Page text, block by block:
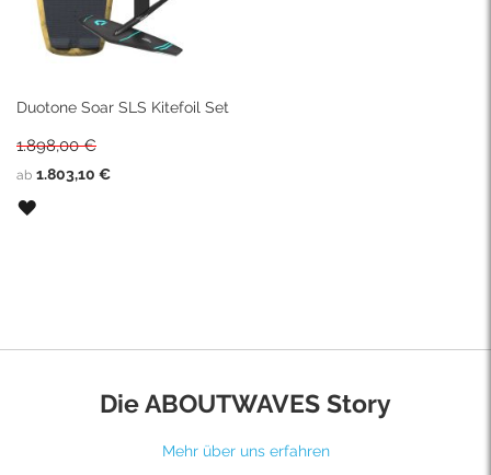
Duotone Soar SLS Kitefoil Set
1.898,00 €
ab 1.803,10 €
ZUR
Die ABOUTWAVES Story
Mehr über uns erfahren